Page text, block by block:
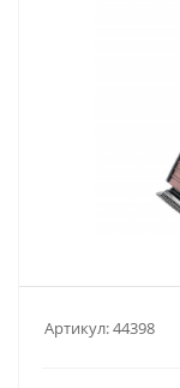
Артикул:44398